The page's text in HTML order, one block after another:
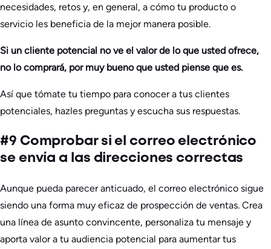
necesidades, retos y, en general, a cómo tu producto o
servicio les beneficia de la mejor manera posible.
Si un cliente potencial no ve el valor de lo que usted ofrece,
no lo comprará, por muy bueno que usted piense que es.
Así que tómate tu tiempo para conocer a tus clientes
potenciales, hazles preguntas y escucha sus respuestas.
#9 Comprobar si el correo electrónico
se envía a las direcciones correctas
Aunque pueda parecer anticuado, el correo electrónico sigue
siendo una forma muy eficaz de prospección de ventas. Crea
una línea de asunto convincente, personaliza tu mensaje y
aporta valor a tu audiencia potencial para aumentar tus